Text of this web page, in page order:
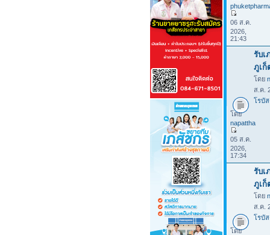
06 ส.ค.
2026,
21:43
รับเ
ภูเก็
โดย
ส.ค.
โรบั
โดย
napattha
05 ส.ค.
2026,
17:34
รับเ
ภูเก็
โดย
ส.ค.
โรบั
โดย